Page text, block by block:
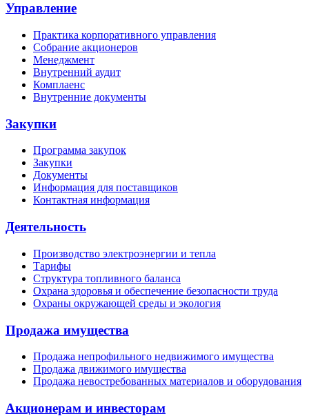
Управление
Практика корпоративного управления
Собрание акционеров
Менеджмент
Внутренний аудит
Комплаенс
Внутренние документы
Закупки
Программа закупок
Закупки
Документы
Информация для поставщиков
Контактная информация
Деятельность
Производство электроэнергии и тепла
Тарифы
Структура топливного баланса
Охрана здоровья и обеспечение безопасности труда
Охраны окружающей среды и экология
Продажа имущества
Продажа непрофильного недвижимого имущества
Продажа движимого имущества
Продажа невостребованных материалов и оборудования
Акционерам и инвесторам